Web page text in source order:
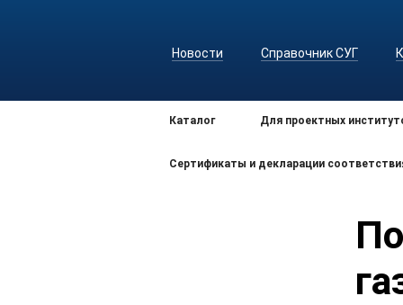
Новости Справочник СУГ
Каталог Для проектных
Сертификаты и декларации